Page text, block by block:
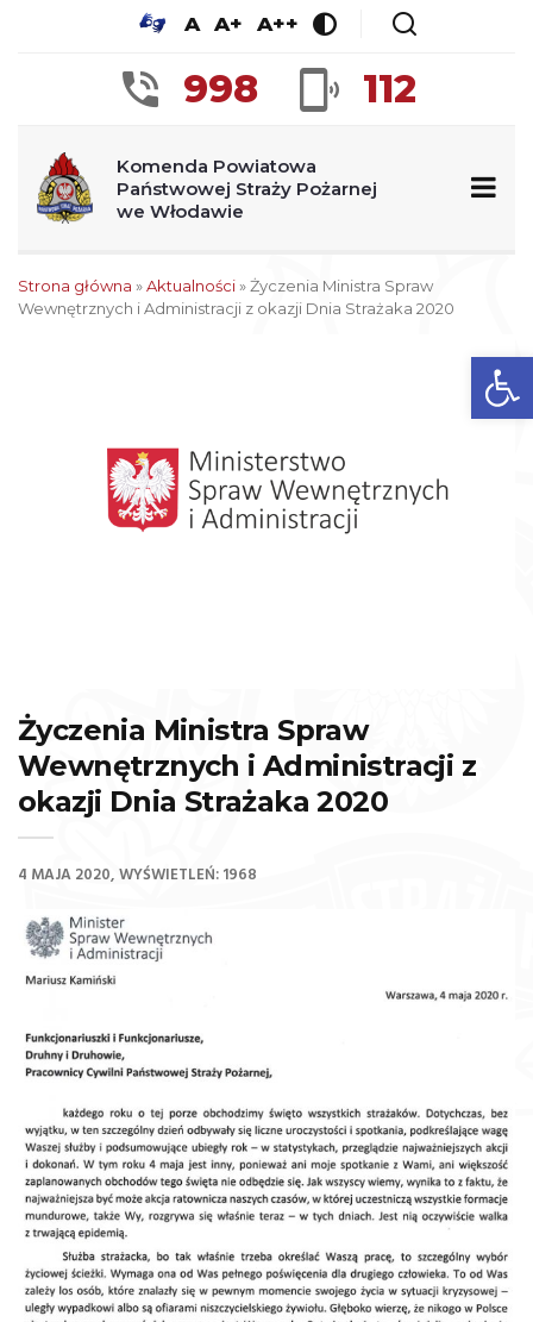
A A+ A++
998 112
Komenda Powiatowa
Państwowej Straży Pożarnej
we Włodawie
Strona główna »Aktualności»Życzenia Ministra Spraw
Wewnętrznych i Administracji z okazji Dnia Strażaka 2020
Życzenia Ministra Spraw
Wewnętrznych i Administracji z
okazji Dnia Strażaka 2020
4 MAJA 2020 WYŚWIETLEŃ: 1968